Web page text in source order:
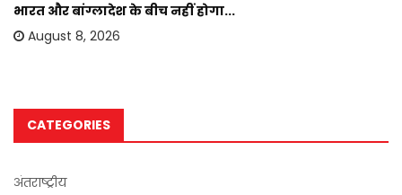
भारत और बांग्लादेश के बीच नहीं होगा...
August 8, 2026
CATEGORIES
अंतराष्ट्रीय